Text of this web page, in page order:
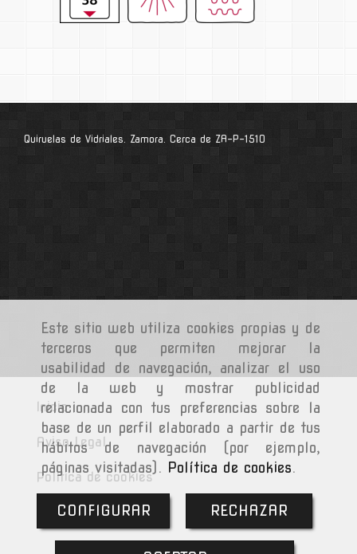
Este sitio web utiliza cookies propias y de
terceros que permiten mejorar la
usabilidad de navegación, analizar el uso
de la web y mostrar publicidad
relacionada con tus preferencias sobre la
base de un perfil elaborado a partir de tus
hábitos de navegación (por ejemplo,
páginas visitadas). Política de cookies.
CONFIGURAR RECHAZAR
Quiruelas de Vidriales. Zamora. Cerca de ZA-P-1510
Inicio
Aviso Legal
Política de cookies
Política de Privacidad